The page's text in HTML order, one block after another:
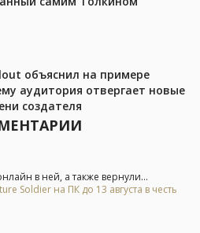
объяснил на примере
аудитория отвергает новые
создателя
в ней, а также вернули...
Soldier на ПК до 13 августа в честь